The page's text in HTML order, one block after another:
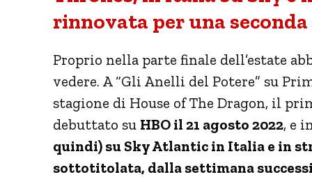
rinnovata per una
Proprio nella parte finale dell’estate
vedere. A “Gli Anelli del Potere” su
stagione di House of The Dragon, il
debuttato su HBO il 21 agosto 2022, e
quindi) su Sky Atlantic in Italia e in
sottotitolata, dalla settimana